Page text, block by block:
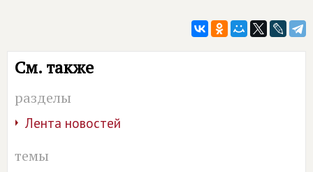
См. также
разделы
Лента новостей
темы